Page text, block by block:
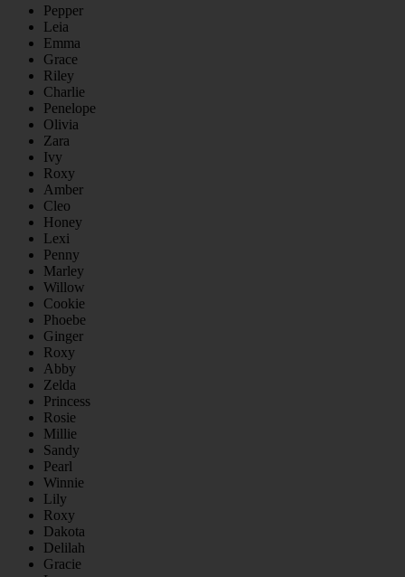
Pepper
Leia
Emma
Grace
Riley
Charlie
Penelope
Olivia
Zara
Ivy
Roxy
Amber
Cleo
Honey
Lexi
Penny
Marley
Willow
Cookie
Phoebe
Ginger
Roxy
Abby
Zelda
Princess
Rosie
Millie
Sandy
Pearl
Winnie
Lily
Roxy
Dakota
Delilah
Gracie